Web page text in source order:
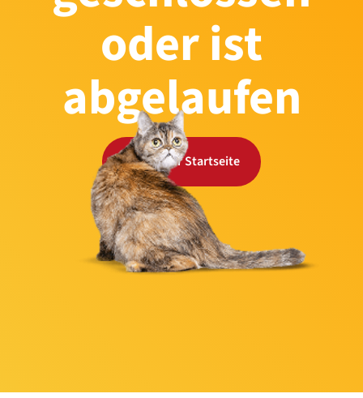
oder ist
abgelaufen
Zurück zur Startseite